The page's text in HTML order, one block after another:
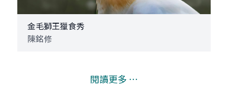
金毛獅王獵食秀
陳銘修
閱讀更多 ⋯